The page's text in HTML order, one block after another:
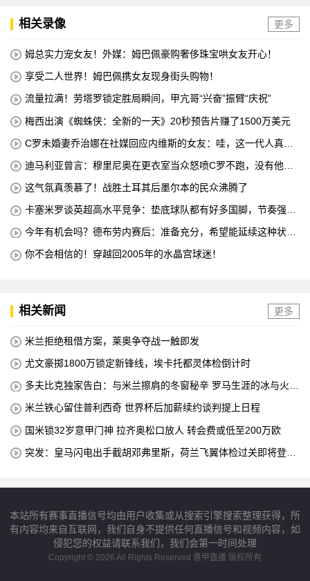
相关录像 更多
姆总实力宠女友！外媒：姆巴佩豪购奢侈珠宝哄女友开心！
享受二人世界！姆巴佩携女友现身街头购物！
流量拉满！劳塔罗锁定胜局瞬间，甲亢哥“兴奋”振臂“庆祝”
梅西出演《蜘蛛侠：全新的一天》20秒预告片赚了1500万美元
C罗未婚妻乔治娜在社媒回应内维斯的女友：哇，这一代人真劲
迪马利亚曾言：穆里尼奥在更衣室当众怒喷C罗不跑，没有他不
这气氛真羡慕了！战胜土耳其后墨尔本的民众沸腾了
卡塞米罗谈英超高水平竞争：垫底球队都有好多国脚，节奏强度
今年有机会吗？德布劳内赛后：准备充分，希望能延续这种状
你不会相信的！穿越回2005年的水晶宫球迷！
相关新闻 更多
米兰拒绝租借方案，莱奥争夺战一触即发
尤文豪掷1800万锁定新锋线，埃卡托都灵体检倒计时
多夫比克独家告白：与米兰擦肩的冬窗秘辛 罗马生涯的冰与火之
米兰铁心留住普利西奇 世界杯后加薪续约谈判提上日程
国米锁32岁意甲门神 拉齐奥松口放人 转会费或低至200万欧
突发：皇马闪电出手截胡邓弗里斯，荷兰飞翼体检过关即将登陆
本站所有赛事直播信号均由用户收集或从搜索引擎搜索整理获得，所
有内容均来自互联网，我们自身不提供任何直播信号和视频内容，如
侵犯您的权益请联系我们，我们会第一时间处理
Copyright © 2026 All Rights Reserved 意甲直播 版权所有